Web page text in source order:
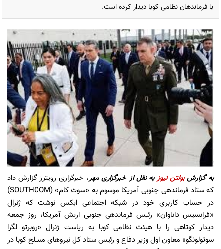
با فرماندهان نظامی کوبا دیدار کرده است.
به گزارشبولتن نیوزبه نقل ازخبرگزاری مهر، خبرگزاری رویترز گزارش داد
که ستاد فرماندهی جنوبی آمریکا موسوم به «سوث کام» (SOUTHCOM)
در حساب کاربری خود در شبکه اجتماعی ایکس نوشت که ژنرال
«فرانسیس داناوان» رئیس فرماندهی جنوبی ارتش آمریکا، روز جمعه
دیدار کوتاهی را با هیئت نظامی کوبا به ریاست ژنرال «روبرتو لگرا
سوتولونگو» معاون اول وزیر دفاع و رئیس ستاد کل نیروهای مسلح کوبا در